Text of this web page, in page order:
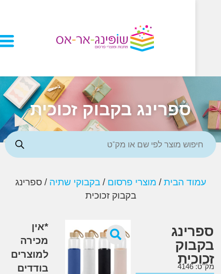
ספרינג בקבוק זכוכית
הבית/מוצרי פרסום /בקבוקי שתיה/ ספרינג
בקבוק זכוכית
מכירה
למוצרים
בודדים